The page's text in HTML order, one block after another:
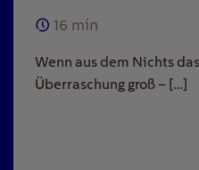
16 min
Wenn aus dem Nichts
Überraschung groß – […]